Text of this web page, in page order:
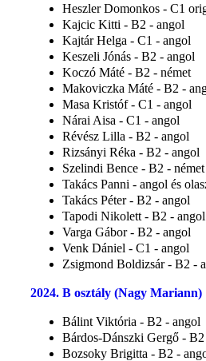
Heszler Domonkos - C1
Kajcic Kitti - B2 - angol
Kajtár Helga - C1 - angol
Keszeli Jónás - B2 - angol
Koczó Máté - B2 - német
Makoviczka Máté - B2 -
Masa Kristóf - C1 - angol
Nárai Aisa - C1 - angol
Révész Lilla - B2 - angol
Rizsányi Réka - B2 - angol
Szelindi Bence - B2 - német
Takács Panni - angol és
Takács Péter - B2 - angol
Tapodi Nikolett - B2 - angol
Varga Gábor - B2 - angol
Venk Dániel - C1 - angol
Zsigmond Boldizsár - B2 -
2024. B osztály (Nagy Mariann)
Bálint Viktória - B2 - angol
Bárdos-Dánszki Gergő -
Bozsoky Brigitta - B2 -